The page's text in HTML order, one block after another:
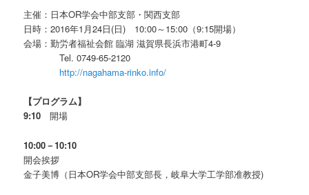
主催：日本OR学会中部支部・関西支部
日時：2016年1月24日(日) 10:00～15:00（9:15開場）
会場：勤労者福祉会館 臨湖 滋賀県長浜市港町4-9
Tel. 0749-65-2120
http://nagahama-rinko.info/
【プログラム】
9:10 開場
10:00－10:10
開会挨拶
金子美博（日本OR学会中部支部長，岐阜大学工学部准教授)